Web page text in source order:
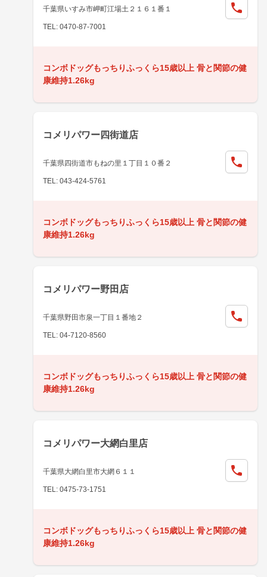
千葉県いすみ市岬町江場土２１６１番１
TEL: 0470-87-7001
コンボドッグもっちりふっくら15歳以上 骨と関節の健
康維持1.26kg
コメリパワー四街道店
千葉県四街道市もねの里１丁目１０番２
TEL: 043-424-5761
コンボドッグもっちりふっくら15歳以上 骨と関節の健
康維持1.26kg
コメリパワー野田店
千葉県野田市泉一丁目１番地２
TEL: 04-7120-8560
コンボドッグもっちりふっくら15歳以上 骨と関節の健
康維持1.26kg
コメリパワー大網白里店
千葉県大網白里市大網６１１
TEL: 0475-73-1751
コンボドッグもっちりふっくら15歳以上 骨と関節の健
康維持1.26kg